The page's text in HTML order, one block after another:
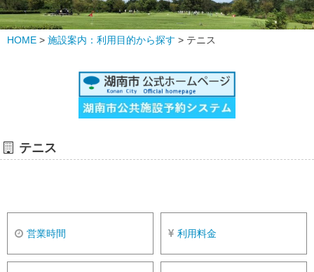
HOME > 施設案内：利用目的から探す > テニス
テニス
営業時間 利用料金